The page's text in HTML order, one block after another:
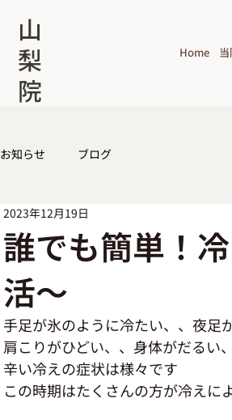
Home
山
梨
院
お知らせ ブログ
誰でも簡単！
活～
2023年12月19日
手足が氷のように冷たい、、夜足
肩こりがひどい、、身体がだるい
辛い冷えの症状は様々です
この時期はたくさんの方が冷えに